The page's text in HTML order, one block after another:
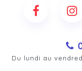
Du lundi au